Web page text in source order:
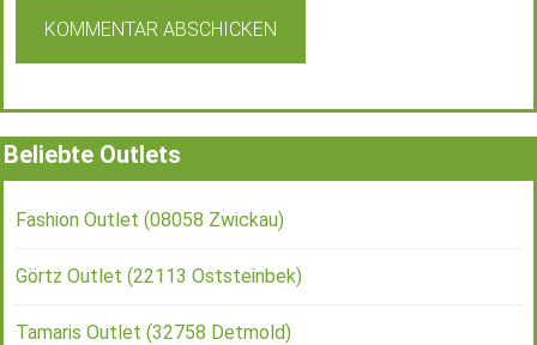
Beliebte Outlets
Fashion Outlet (08058 Zwickau)
Görtz Outlet (22113 Oststeinbek)
Tamaris Outlet (32758 Detmold)